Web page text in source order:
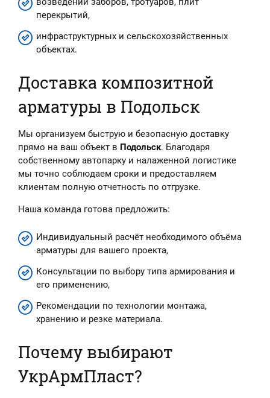
перекрытий,
инфраструктурных и сельскохозяйственных
объектах.
Доставка композитной
арматуры в Подольск
Мы организуем быструю и безопасную доставку
прямо на ваш объект в Подольск. Благодаря
собственному автопарку и налаженной логистике
мы точно соблюдаем сроки и предоставляем
клиентам полную отчетность по отгрузке.
Наша команда готова предложить:
Индивидуальный расчёт необходимого объёма
арматуры для вашего проекта,
Консультации по выбору типа армирования и
его применению,
Рекомендации по технологии монтажа,
хранению и резке материала.
Почему выбирают
УкрАрмПласт?